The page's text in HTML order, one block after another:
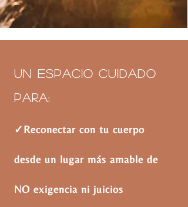
Un espacio cuidado
para:
✓Reconectar con tu cuerpo
desde un lugar más amable de
NO exigencia ni juicios